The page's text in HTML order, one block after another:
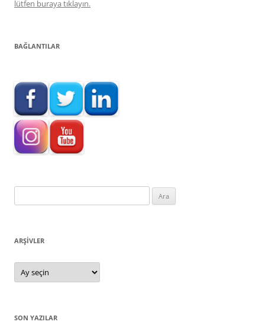
lütfen buraya tıklayın.
BAĞLANTILAR
ARŞIVLER
Arşivler
SON YAZILAR